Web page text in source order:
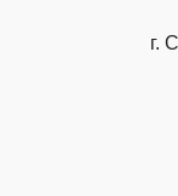
г.